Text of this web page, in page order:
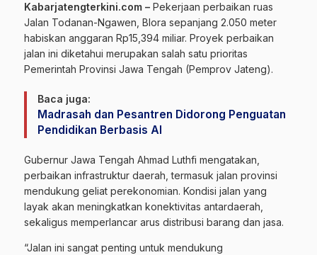
Kabarjatengterkini.com – Pekerjaan perbaikan ruas
Jalan Todanan-Ngawen, Blora sepanjang 2.050 meter
habiskan anggaran Rp15,394 miliar. Proyek perbaikan
jalan ini diketahui merupakan salah satu prioritas
Pemerintah Provinsi Jawa Tengah (Pemprov Jateng).
Baca juga:
Madrasah dan Pesantren Didorong Penguatan
Pendidikan Berbasis AI
Gubernur Jawa Tengah Ahmad Luthfi mengatakan,
perbaikan infrastruktur daerah, termasuk jalan provinsi
mendukung geliat perekonomian. Kondisi jalan yang
layak akan meningkatkan konektivitas antardaerah,
sekaligus memperlancar arus distribusi barang dan jasa.
“Jalan ini sangat penting untuk mendukung